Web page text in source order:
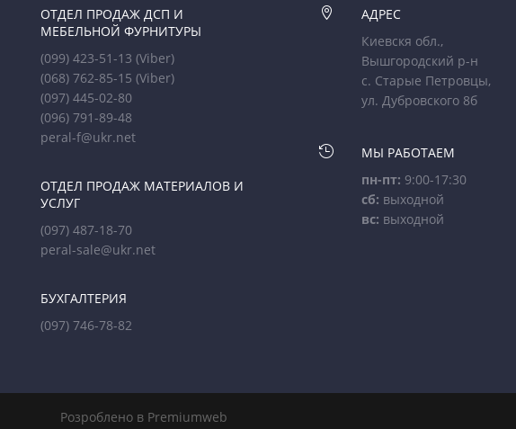
ОТДЕЛ ПРОДАЖ ДСП И
МЕБЕЛЬНОЙ ФУРНИТУРЫ
(099) 423-51-13(Viber)
(068) 762-85-15(Viber)
(097) 445-02-80
(096) 791-89-48
peral-f@ukr.net
ОТДЕЛ ПРОДАЖ МАТЕРИАЛОВ И
УСЛУГ
(097) 487-18-70
peral-sale@ukr.net
БУХГАЛТЕРИЯ
(097) 746-78-82

АДРЕС
Киевскя обл.,
Вышгородский р-н
с. Старые Петровцы,
ул. Дубровского 8б

МЫ РАБОТАЕМ
пн-пт: 9:00-17:30
сб: выходной
вс: выходной
Розроблено в Premiumweb